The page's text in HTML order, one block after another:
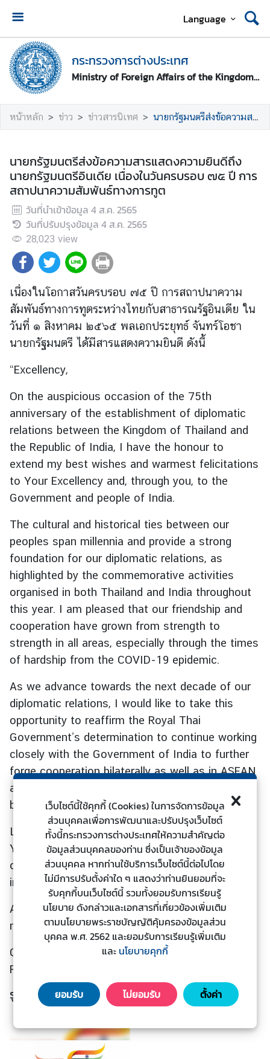
Language
กระทรวงการต่างประเทศ
Ministry of Foreign Affairs of the Kingdom of Thailand
ห
น้
า
ห
ลั
ก
ะ
ท
ร
ว
ง
ก
า
ร
ต่
า
ง
ป
ร
เ
ศ
น
โ
ย
บ
า
ก
า
ร
ต่
า
ง
ป
ร
ะ
เ
ศ
บ
ริ
ก
า
ร
ท
หน้าหลัก ข่าว ข่าวสารนิเทศ นายกรัฐมนตรีส่งข้อความสารแสดงความยินดีถึงนายกรัฐมนตรีอินเดีย เนื่องในวันครบรอบ ๗๕ ปี การสถาปนาความสัมพันธ์ทางการทูต
นายกรัฐมนตรีส่งข้อความสารแสดงความยินดีถึง
นายกรัฐมนตรีอินเดีย เนื่องในวันครบรอบ ๗๕ ปี การ
สถาปนาความสัมพันธ์ทางการทูต
วันที่นำเข้าข้อมูล 4 ส.ค. 2565
วันที่ปรับปรุงข้อมูล 4 ส.ค. 2565
28,023 view
เนื่องในโอกาสวันครบรอบ ๗๕ ปี การสถาปนาความ
สัมพันธ์ทางการทูตระหว่างไทยกับสาธารณรัฐอินเดีย ใน
วันที่ ๑ สิงหาคม ๒๕๖๕ พลเอกประยุทธ์ จันทร์โอชา
นายกรัฐมนตรี ได้มีสารแสดงความยินดี ดังนี้
“Excellency,
On the auspicious occasion of the 75th
anniversary of the establishment of diplomatic
relations between the Kingdom of Thailand and
the Republic of India, I have the honour to
extend my best wishes and warmest felicitations
to Your Excellency and, through you, to the
Government and people of India.
The cultural and historical ties between our
peoples span millennia and provide a strong
foundation for our diplomatic relations, as
highlighted by the commemorative activities
organised in both Thailand and India throughout
this year. I am pleased that our friendship and
cooperation have grown from strength to
strength in all areas, especially through the times
of hardship from the COVID-19 epidemic.
As we advance towards the next decade of our
diplomatic relations, I would like to take this
opportunity to reaffirm the Royal Thai
Government’s determination to continue working
closely with the Government of India to further
forge cooperation bilaterally as well as in ASEAN
and other multilateral frameworks for the mutual
benefit of our peoples.
Lastly, I also wish to extend my best wishes to
Your Excellency and the people of India for the
continued good health, prosperity, and happiness
in the years to come.
Accept, Excellency, the renewed assurances of
my highest consideration.
General Prayut Chan-o-cha (Ret.)
Prime Minister
รูปภาพประกอบ
เว็บไซต์นี้ใช้คุกกี้ (Cookies) ในการจัดการข้อมูล
ส่วนบุคคลเพื่อการพัฒนาและปรับปรุงเว็บไซต์
ทั้งนี้กระทรวงการต่างประเทศให้ความสำคัญต่อ
ข้อมูลส่วนบุคคลของท่าน ซึ่งเป็นเจ้าของข้อมูล
ส่วนบุคคล หากท่านใช้บริการเว็บไซต์นี้ต่อไปโดย
ไม่มีการปรับตั้งค่าใด ๆ แสดงว่าท่านยินยอมที่จะ
รับคุกกี้บนเว็บไซต์นี้ รวมทั้งยอมรับการเรียนรู้
นโยบาย ดังกล่าวและเอกสารที่เกี่ยวข้องเพิ่มเติม
ตามนโยบายพระราชบัญญัติคุ้มครองข้อมูลส่วน
บุคคล พ.ศ. 2562 และยอมรับการเรียนรู้เพิ่มเติม
และ นโยบายคุกกี้
ยอมรับ ไม่ยอมรับ ตั้งค่า